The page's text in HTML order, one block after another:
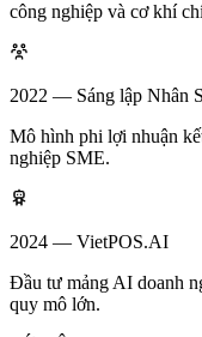
công nghiệp và cơ khí
2022 — Sáng lập Nhân
Mô hình phi lợi nhuận
nghiệp SME.
2024 — VietPOS.AI
Đầu tư mảng AI doanh
quy mô lớn.